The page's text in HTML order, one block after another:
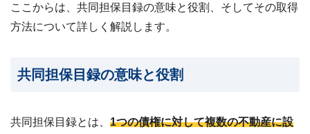
ここからは、共同担保目録の意味と役割、そしてその取得
方法について詳しく解説します。
共同担保目録の意味と役割
共同担保目録とは、 1つの債権に対して複数の不動産に設